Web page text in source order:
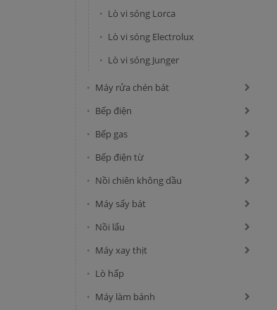
Lò vi sóng Lorca
Lò vi sóng Electrolux
Lò vi sóng Junger
Máy rửa chén bát
Bếp điện
Bếp gas
Bếp điện từ
Nồi chiên không dầu
Máy sấy bát
Nồi lẩu
Máy xay thịt
Lò hấp
Máy làm bánh